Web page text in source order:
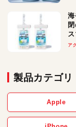
ア
製品カテゴリ
Apple